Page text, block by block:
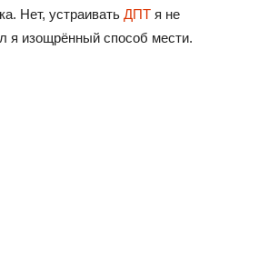
Нет, устраивать ДПТ я не
я изощрённый способ мести.